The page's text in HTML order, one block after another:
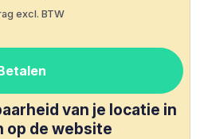
excl. BTW
van je locatie in
op de website